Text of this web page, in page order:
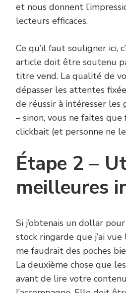
et nous donnent
lecteurs efficaces.
Ce qu’il faut souligner ici,
article doit être soutenu
titre vend. La qualité de
dépasser les attentes
de réussir à intéresser les
– sinon, vous ne faites
clickbait (et personne ne
Étape 2 –
meilleures
Si j’obtenais un dollar
stock ringarde que j’ai vue
me faudrait des poches
La deuxième chose que
avant de lire votre